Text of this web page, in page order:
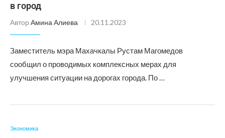
в город
Автор Амина Алиева 20.11.2023
Заместитель мэра Махачкалы Рустам Магомедов
сообщил о проводимых комплексных мерах для
улучшения ситуации на дорогах города. По …
Экономика